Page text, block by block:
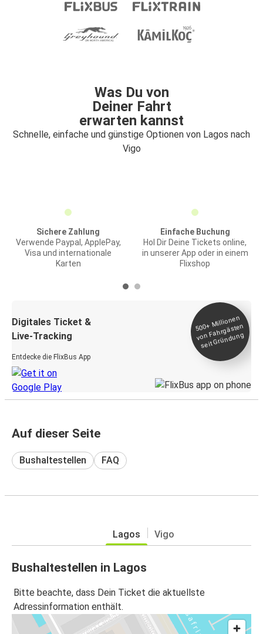
Was Du von
Deiner Fahrt
erwarten kannst
Schnelle, einfache und günstige Optionen von Lagos nach
Vigo
Sichere Zahlung
Verwende Paypal, ApplePay,
Visa und internationale
Karten
Einfache Buchung
Hol Dir Deine Tickets online,
in unserer App oder in einem
Flixshop
Digitales Ticket &
Live-Tracking
Entdecke die FlixBus App
500+
Millionen
von Fahrgästen
seit
Gründung
Auf dieser Seite
Bushaltestellen FAQ
Lagos Vigo
Bushaltestellen in Lagos
Bitte beachte, dass Dein Ticket die aktuellste
Adressinformation enthält.